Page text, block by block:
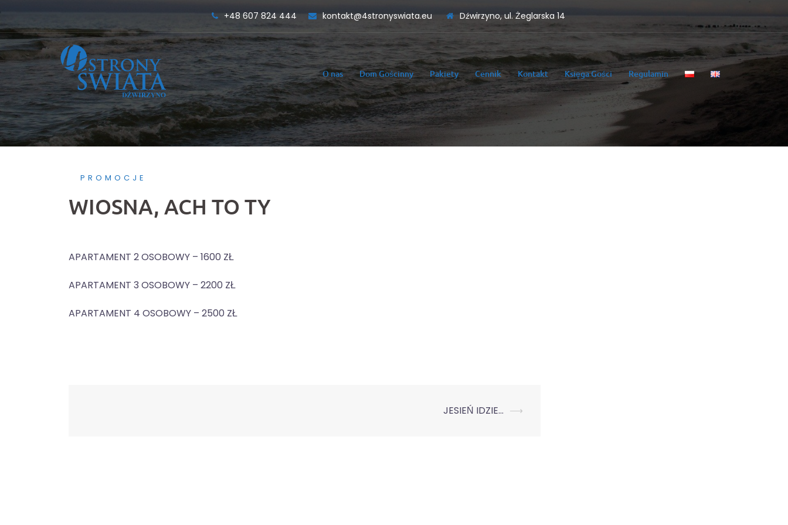
do
treści
+48 607 824 444 kontakt@4stronyswiata.eu Dźwirzyno, ul. Żeglarska 14
O nas Dom Gościnny Pakiety Cennik Kontakt Księga Gości Regulamin
PROMOCJE
WIOSNA, ACH TO TY
APARTAMENT 2 OSOBOWY – 1600 ZŁ
APARTAMENT 3 OSOBOWY – 2200 ZŁ
APARTAMENT 4 OSOBOWY – 2500 ZŁ
JESIEŃ IDZIE… ⟶